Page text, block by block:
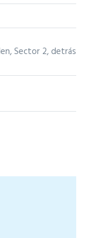
Sector 2, detrás